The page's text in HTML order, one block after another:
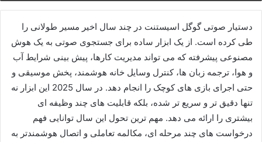
دستیار صوتی گوگل اسیستنت در چند سال اخیر مسیر طولانی را
طی کرده است. از یک ابزار ساده برای جستجوی صوتی به یک هوش
مصنوعی پیشرفته که می تواند مدیریت کارها، پیش بینی شرایط آب
و هوا، ترجمه زبان ها، کنترل وسایل خانه هوشمند، پخش موسیقی و
حتی اجرای بازی های کوچک را انجام دهد. در سال 2025 این ابزار نه
تنها دقیق تر و سریع تر شده، بلکه قابلیت های چند وظیفه ای
بیشتری را ارائه می دهد. مهم ترین تحول این سال توانایی فهم
درخواست های چند مرحله ای، مکالمه تعاملی و اتصال هوشمندتر به